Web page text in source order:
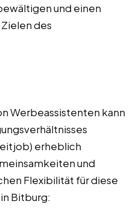
und einen
des
Werbeassistenten kann
erheblich
und
Flexibilität für diese
Bitburg: